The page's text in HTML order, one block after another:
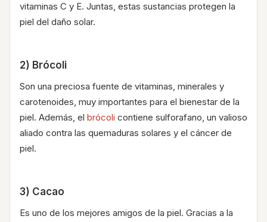
vitaminas C y E. Juntas, estas sustancias protegen la
piel del daño solar.
2) Brócoli
Son una preciosa fuente de vitaminas, minerales y
carotenoides, muy importantes para el bienestar de la
piel. Además, el brócoli contiene sulforafano, un valioso
aliado contra las quemaduras solares y el cáncer de
piel.
3) Cacao
Es uno de los mejores amigos de la piel. Gracias a la